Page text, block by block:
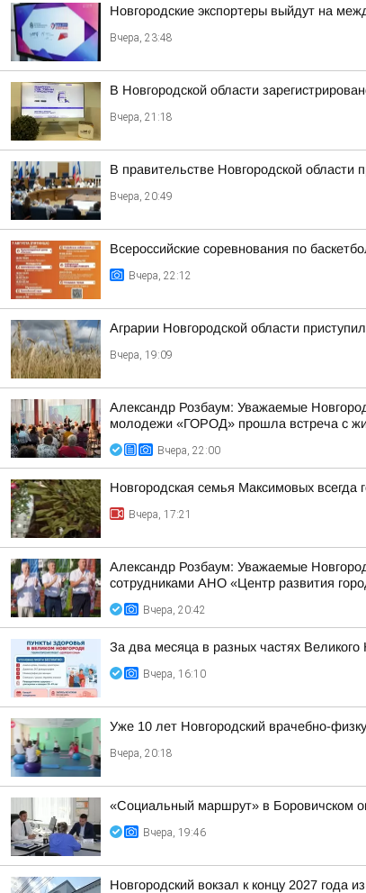
Новгородские экспортеры выйдут на
Вчера, 23:48
В Новгородской области
Вчера, 21:18
В правительстве Новгородской
Вчера, 20:49
Всероссийские соревнования по
Вчера, 22:12
Аграрии Новгородской области
Вчера, 19:09
Александр Розбаум: Уважаемые
молодежи «ГОРОД» прошла встреча с
Вчера, 22:00
Новгородская семья Максимовых
Вчера, 17:21
Александр Розбаум: Уважаемые
сотрудниками АНО «Центр развития
Вчера, 20:42
За два месяца в разных частях
Вчера, 16:10
Уже 10 лет Новгородский врачебно-
Вчера, 20:18
«Социальный маршрут» в Боровичском
Вчера, 19:46
Новгородский вокзал к концу 2027 года